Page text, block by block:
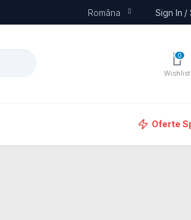
Româna Sign In /
0
Wishlist
Oferte